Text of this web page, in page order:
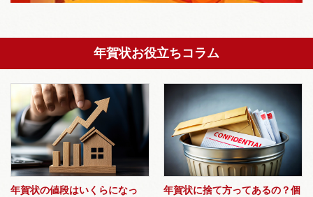
年賀状お役立ちコラム
年賀状の値段はいくらになっ
年賀状に捨て方ってあるの？個